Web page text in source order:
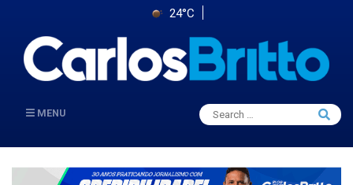
24°C
MENU
Search
for:
Search